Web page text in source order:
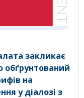
закликає
обґрунтований
на
у діалозі з